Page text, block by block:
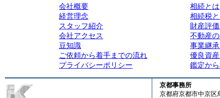
会社概要
経営理念
スタッフ紹介
会社アクセス
豆知識
ご依頼から着手までの流れ
プライバシーポリシー
相続とは
相続税
財産評
不動産
事業継
優良資
鑑定か
京都事務所
京都府京都市中京区